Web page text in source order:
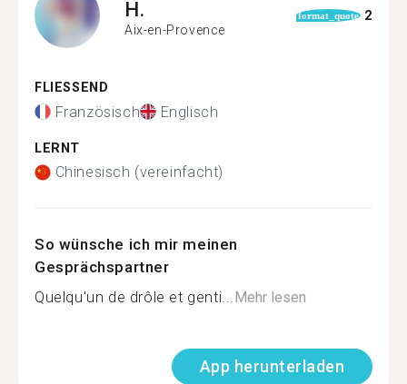
H.
Aix-en-Provence
format_quote 2
FLIESSEND
Französisch Englisch
LERNT
Chinesisch (vereinfacht)
So wünsche ich mir meinen
Gesprächspartner
Quelqu'un de drôle et genti...Mehr lesen
App herunterladen